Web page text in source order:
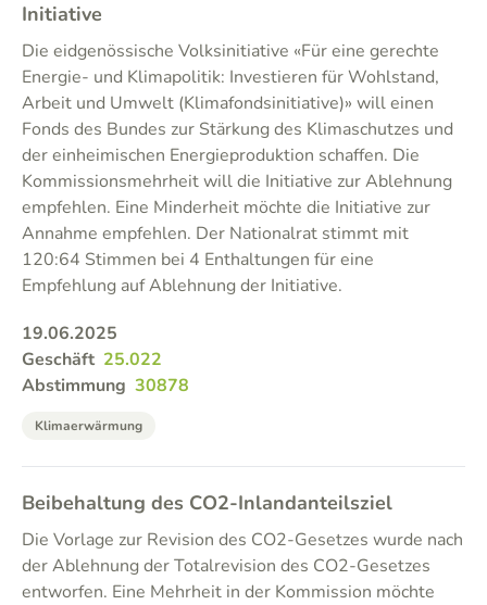
Initiative
Die eidgenössische Volksinitiative «Für eine gerechte
Energie- und Klimapolitik: Investieren für Wohlstand,
Arbeit und Umwelt (Klimafondsinitiative)» will einen
Fonds des Bundes zur Stärkung des Klimaschutzes und
der einheimischen Energieproduktion schaffen. Die
Kommissionsmehrheit will die Initiative zur Ablehnung
empfehlen. Eine Minderheit möchte die Initiative zur
Annahme empfehlen. Der Nationalrat stimmt mit
120:64 Stimmen bei 4 Enthaltungen für eine
Empfehlung auf Ablehnung der Initiative.
19.06.2025
Geschäft 25.022
Abstimmung 30878
Klimaerwärmung
Beibehaltung des CO2-Inlandanteilsziel
Die Vorlage zur Revision des CO2-Gesetzes wurde nach
der Ablehnung der Totalrevision des CO2-Gesetzes
entworfen. Eine Mehrheit in der Kommission möchte